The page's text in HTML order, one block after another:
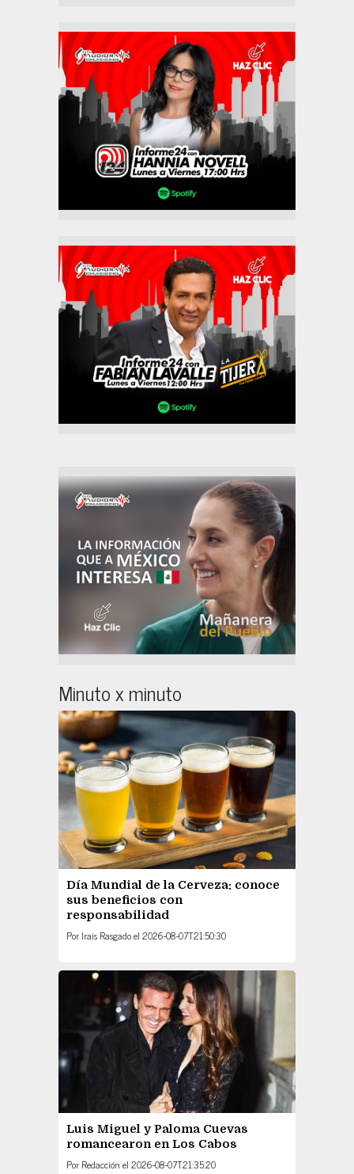
Minuto x minuto
Día Mundial de la Cerveza: conoce
sus beneficios con
responsabilidad
Por Irais Rasgadoel 2026-08-07T21:50:30
Luis Miguel y Paloma Cuevas
romancearon en Los Cabos
Por Redacción el 2026-08-07T21:35:20